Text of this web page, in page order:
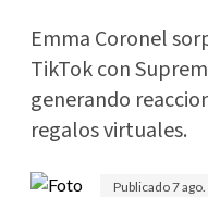
Emma Coronel
TikTok con
generando
regalos virtuales.
Publicado7